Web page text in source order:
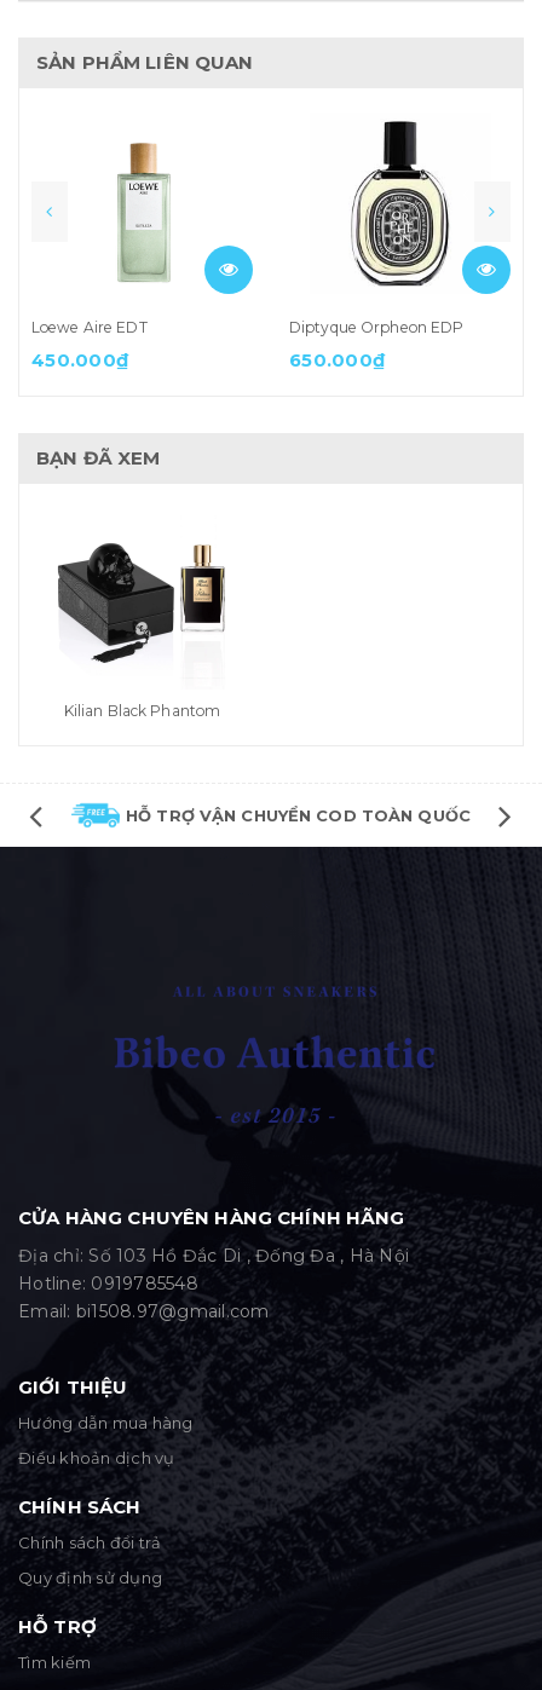
SẢN PHẨM LIÊN QUAN
Loewe Aire EDT
450.000₫
Diptyque Orpheon EDP
650.000₫
BẠN ĐÃ XEM
Kilian Black Phantom
HỖ TRỢ VẬN CHUYỂN COD TOÀN QUỐC
CỬA HÀNG CHUYÊN HÀNG CHÍNH HÃNG
Địa chỉ: Số 103 Hồ Đắc Di , Đống Đa , Hà Nội
Hotline: 0919785548
Email: bi1508.97@gmail.com
GIỚI THIỆU
Hướng dẫn mua hàng
Điều khoản dịch vụ
CHÍNH SÁCH
Chính sách đổi trả
Quy định sử dụng
HỖ TRỢ
Tìm kiếm